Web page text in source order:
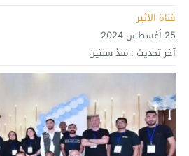
قناة الأثير
25 أغسطس 2024
آخر تحديث : منذ سنتين